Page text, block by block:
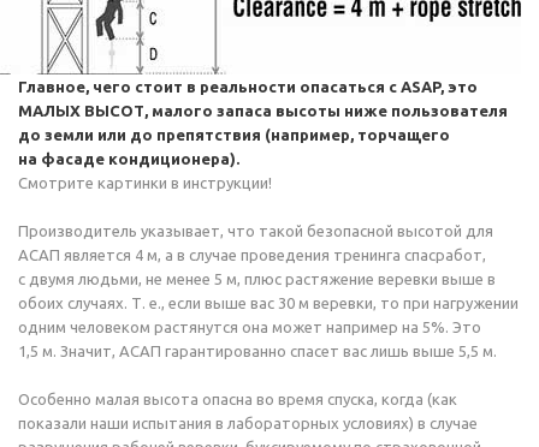
Главное, чего стоит в реальности опасаться с ASAP, это
МАЛЫХ ВЫСОТ, малого запаса высоты ниже пользователя
до земли или до препятствия (например, торчащего
на фасаде кондиционера).
Смотрите картинки в инструкции!
Производитель указывает, что такой безопасной высотой для
АСАП является 4 м, а в случае проведения тренинга спасработ,
с двумя людьми, не менее 5 м, плюс растяжение веревки выше в
обоих случаях. Т. е., если выше вас 30 м веревки, то при нагружении
одним человеком растянутся она может например на 5%. Это
1,5 м. Значит, АСАП гарантированно спасет вас лишь выше 5,5 м.
Особенно малая высота опасна во время спуска, когда (как
показали наши испытания в лабораторных условиях) в случае